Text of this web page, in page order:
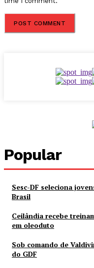
Popular
Sesc-DF seleciona
Brasil
Ceilândia recebe
em oleoduto
Sob comando de
do GDF